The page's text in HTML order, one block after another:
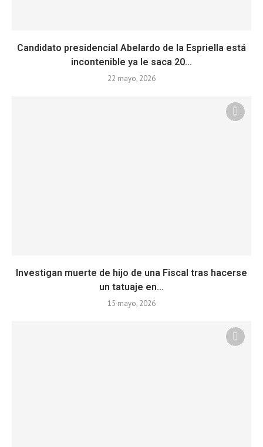
Candidato presidencial Abelardo de la Espriella está
incontenible ya le saca 20...
22 mayo, 2026
Investigan muerte de hijo de una Fiscal tras hacerse
un tatuaje en...
15 mayo, 2026